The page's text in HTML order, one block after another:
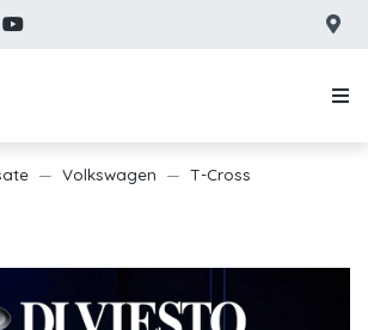
Volkswagen T-Cross